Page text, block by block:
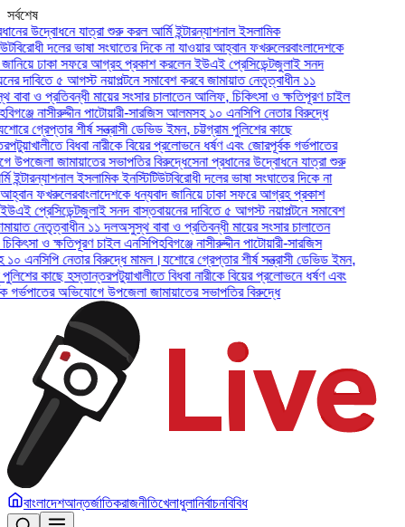
সর্বশেষ
উদ্বোধনে যাত্রা শুরু করল আর্মি ইন্টারন্যাশনাল ইসলামিক
দলের ভাষা সংঘাতের দিকে না যাওয়ার আহ্বান ফখরুলেরবাংলাদেশকে
ঢাকা সফরে আগ্রহ প্রকাশ করলেন ইউএই প্রেসিডেন্টজুলাই সনদ
দাবিতে ৫ আগস্ট নয়াপল্টনে সমাবেশ করবে জামায়াত নেতৃত্বাধীন ১১
ও প্রতিবন্ধী মায়ের সংসার চালাতেন আলিফ, চিকিৎসা ও ক্ষতিপূরণ চাইল
নাসীরুদ্দীন পাটোয়ারী-সারজিস আলমসহ ১০ এনসিপি নেতার বিরুদ্ধে
গ্রেপ্তার শীর্ষ সন্ত্রাসী ডেভিড ইমন, চট্টগ্রাম পুলিশের কাছে
বিধবা নারীকে বিয়ের প্রলোভনে ধর্ষণ এবং জোরপূর্বক গর্ভপাতের
জামায়াতের সভাপতির বিরুদ্ধেসেনা প্রধানের উদ্বোধনে যাত্রা শুরু
ইসলামিক ইনস্টিটিউটবিরোধী দলের ভাষা সংঘাতের দিকে না
ফখরুলেরবাংলাদেশকে ধন্যবাদ জানিয়ে ঢাকা সফরে আগ্রহ প্রকাশ
প্রেসিডেন্টজুলাই সনদ বাস্তবায়নের দাবিতে ৫ আগস্ট নয়াপল্টনে সমাবেশ
নেতৃত্বাধীন ১১ দলঅসুস্থ বাবা ও প্রতিবন্ধী মায়ের সংসার চালাতেন
ও ক্ষতিপূরণ চাইল এনসিপিহবিগঞ্জে নাসীরুদ্দীন পাটোয়ারী-সারজিস
নেতার বিরুদ্ধে মামল।যশোরে গ্রেপ্তার শীর্ষ সন্ত্রাসী ডেভিড ইমন,
কাছে হস্তান্তরপটুয়াখালীতে বিধবা নারীকে বিয়ের প্রলোভনে ধর্ষণ এবং
অভিযোগে উপজেলা জামায়াতের সভাপতির বিরুদ্ধে
বাংলাদেশআন্তর্জাতিকরাজনীতিখেলাধুলানির্বাচনবিবিধ